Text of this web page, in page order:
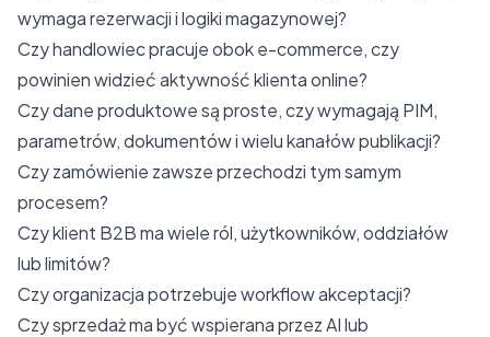
wymaga rezerwacji i logiki magazynowej?
Czy handlowiec pracuje obok e-commerce, czy
powinien widzieć aktywność klienta online?
Czy dane produktowe są proste, czy wymagają PIM,
parametrów, dokumentów i wielu kanałów publikacji?
Czy zamówienie zawsze przechodzi tym samym
procesem?
Czy klient B2B ma wiele ról, użytkowników, oddziałów
lub limitów?
Czy organizacja potrzebuje workflow akceptacji?
Czy sprzedaż ma być wspierana przez AI lub